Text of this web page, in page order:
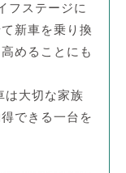
フステージに
新車を乗り換
めることにも
は大切な家族
できる一台を